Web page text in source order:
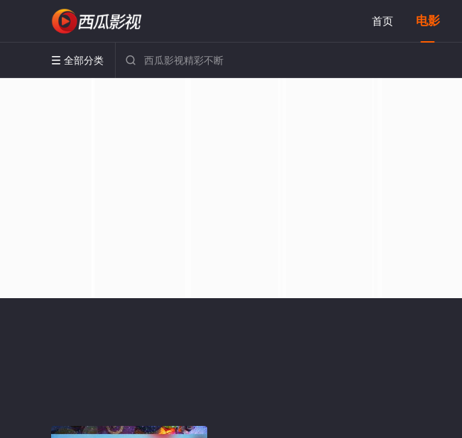
首页 电影
 全部分类 